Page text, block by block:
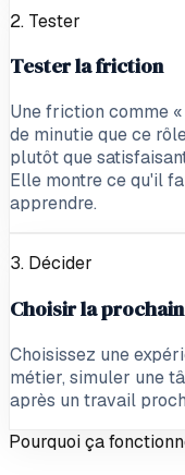
2. Tester
Tester la friction
Une friction comme
de minutie que ce
plutôt que
Elle montre ce qu'il
apprendre.
3. Décider
Choisir la
Choisissez une
métier, simuler une
après un travail
Pourquoi ça